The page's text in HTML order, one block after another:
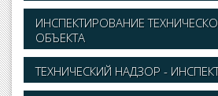
ИНСПЕКТИРОВАНИЕ
ОБЪЕКТА
ТЕХНИЧЕСКИЙ НАДЗОР -